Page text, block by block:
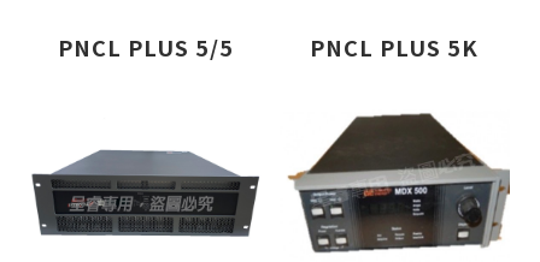
PNCL PLUS 5/5 PNCL PLUS 5K